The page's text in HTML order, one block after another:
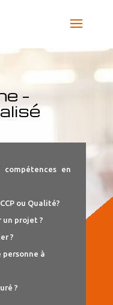
–
en
ou Qualité?
un projet ?
?
personne à
?